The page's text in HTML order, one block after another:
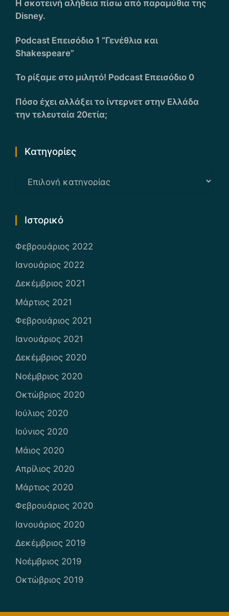
Η σκοτεινή αλήθεια πίσω από παραμύθια της
Disney.
Podcast Επεισόδιο 1 “Γενέθλια και
Shakespeare”
Το ρίξαμε στο μιλητό! Podcast Επεισόδιο 0
Πόσο έχει αλλάξει το ίντερνετ στην Ελλάδα
την τελευταία 20ετία;
Kατηγορίες
Kατηγορίες
Ιστορικό
Φεβρουάριος 2022
Ιανουάριος 2022
Δεκέμβριος 2021
Μάρτιος 2021
Φεβρουάριος 2021
Ιανουάριος 2021
Δεκέμβριος 2020
Νοέμβριος 2020
Οκτώβριος 2020
Ιούλιος 2020
Ιούνιος 2020
Μάιος 2020
Απρίλιος 2020
Μάρτιος 2020
Φεβρουάριος 2020
Ιανουάριος 2020
Δεκέμβριος 2019
Νοέμβριος 2019
Οκτώβριος 2019